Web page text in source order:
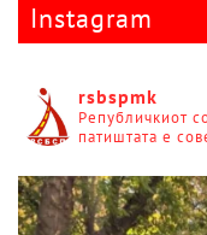
Instagram
rsbspmk
Републичкиот
патиштата е